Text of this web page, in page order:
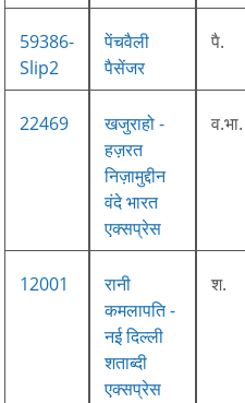
59386-
Slip2
पेंचवैली
पैसेंजर
पै.
22469
खजुराहो -
हज़रत
निज़ामुद्दीन
वंदे भारत
एक्सप्रेस
व.भा.
12001
रानी
कमलापति -
नई दिल्ली
शताब्दी
एक्सप्रेस
श.